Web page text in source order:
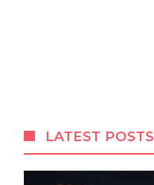
LATEST POSTS